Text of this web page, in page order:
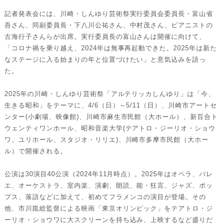
記者発表会には、川崎・しんゆり芸術祭実行委員会委員長・富山省
吾さん、同副委員長・下八川公祐さん、中村茂さん、ピアニストの
古海行子さんらが出席。実行委員長の富山さんは開催に向けて、
「コロナ禍を乗り越え、2024年は無事再起動できた。2025年は新た
なステージに入る始まりの年と位置づけたい」と意気込みを語っ
た。
2025年の川崎・しんゆり芸術祭「アルテリッカしんゆり」は「今、
生きる昭和」をテーマに、4/6（日）～5/11（日）、川崎市アートセ
ンター(小劇場、映像館)、川崎市麻生市民館（大ホール）、新百合ト
ウェンティワンホール、昭和音楽大学(テアトロ・ジーリオ・ショウ
ワ、ユリホール、スタジオ・リリエ)、川崎市多摩市民館（大ホー
ル）で開催される。
公演は30演目40公演（2024年11月時点）。2025年はオペラ、バレ
エ、オーケストラ、室内楽、演劇、朗読、能・狂言、ジャズ、ポッ
プス、落語などに加えて、初めてフラメンコの演目が登場。その
他、市川崑総監督による映画「東京オリンピック」をテアトロ・ジ
ーリオ・ショウワに大スクリーンを持ち込み、上映するなど盛りだ